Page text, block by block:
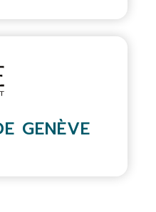
GENÈVE